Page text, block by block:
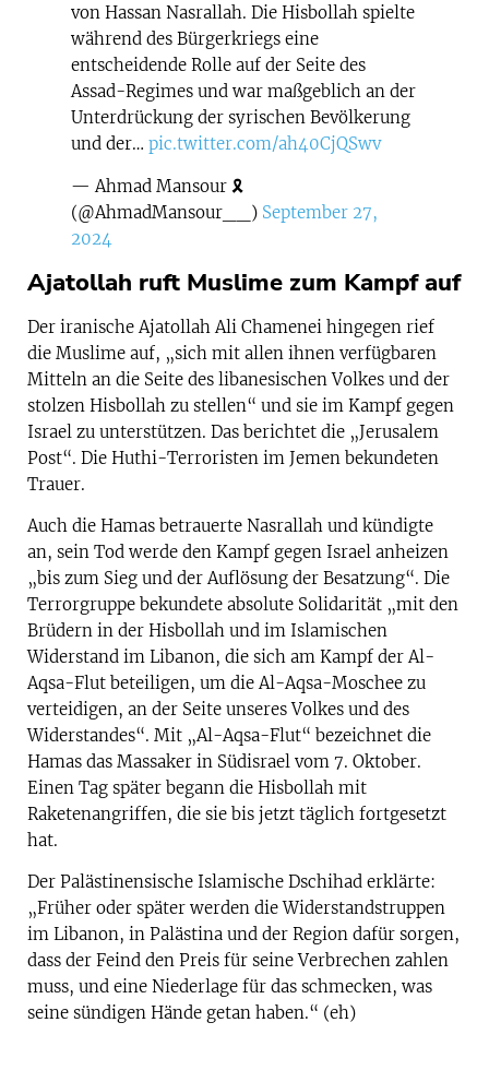
von Hassan Nasrallah. Die Hisbollah spielte
während des Bürgerkriegs eine
entscheidende Rolle auf der Seite des
Assad-Regimes und war maßgeblich an der
Unterdrückung der syrischen Bevölkerung
und der… pic.twitter.com/ah40CjQSwv
— Ahmad Mansour 🎗️
(@AhmadMansour__) September 27,
2024
Ajatollah ruft Muslime zum Kampf auf
Der iranische Ajatollah Ali Chamenei hingegen rief
die Muslime auf, „sich mit allen ihnen verfügbaren
Mitteln an die Seite des libanesischen Volkes und der
stolzen Hisbollah zu stellen“ und sie im Kampf gegen
Israel zu unterstützen. Das berichtet die „Jerusalem
Post“. Die Huthi-Terroristen im Jemen bekundeten
Trauer.
Auch die Hamas betrauerte Nasrallah und kündigte
an, sein Tod werde den Kampf gegen Israel anheizen
„bis zum Sieg und der Auflösung der Besatzung“. Die
Terrorgruppe bekundete absolute Solidarität „mit den
Brüdern in der Hisbollah und im Islamischen
Widerstand im Libanon, die sich am Kampf der Al-
Aqsa-Flut beteiligen, um die Al-Aqsa-Moschee zu
verteidigen, an der Seite unseres Volkes und des
Widerstandes“. Mit „Al-Aqsa-Flut“ bezeichnet die
Hamas das Massaker in Südisrael vom 7. Oktober.
Einen Tag später begann die Hisbollah mit
Raketenangriffen, die sie bis jetzt täglich fortgesetzt
hat.
Der Palästinensische Islamische Dschihad erklärte:
„Früher oder später werden die Widerstandstruppen
im Libanon, in Palästina und der Region dafür sorgen,
dass der Feind den Preis für seine Verbrechen zahlen
muss, und eine Niederlage für das schmecken, was
seine sündigen Hände getan haben.“ (eh)